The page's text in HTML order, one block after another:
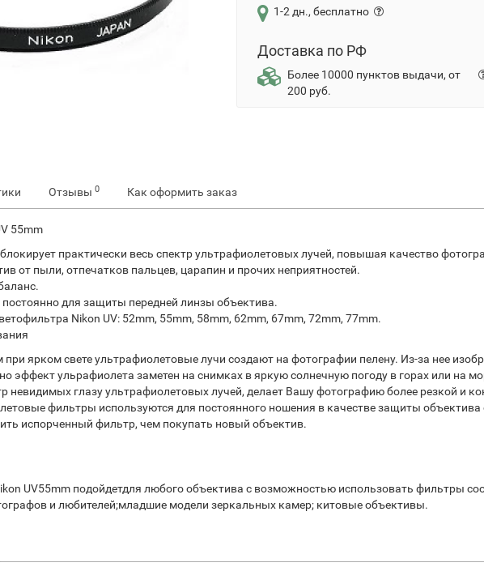
1-2 дн., бесплатно
Доставка по РФ
Более 10000 пунктов выдачи, от
200 руб.
Отзывы 0 Как оформить заказ
55mm
практически весь спектр ультрафиолетовых лучей, повышая качество
от пыли, отпечатков пальцев, царапин и прочих неприятностей.
для защиты передней линзы объектива.
Nikon UV: 52mm, 55mm, 58mm, 62mm, 67mm, 72mm, 77mm.
ярком свете ультрафиолетовые лучи создают на фотографии пелену. Из-за нее
эффект ульрафиолета заметен на снимках в яркую солнечную погоду в горах или на
невидимых глазу ультрафиолетовых лучей, делает Вашу фотографию более резкой и
фильтры используются для постоянного ношения в качестве защиты
испорченный фильтр, чем покупать новый объектив.
UV55mm подойдетдля любого объектива с возможностью использовать фильтры
и любителей;младшие модели зеркальных камер; китовые объективы.